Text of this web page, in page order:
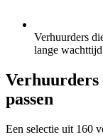
Verhuurders
lange
Verhuurders
passen
Een selectie uit 160